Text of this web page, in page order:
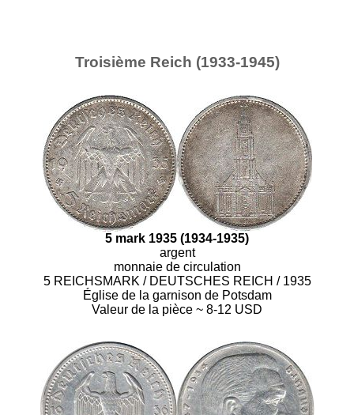
Troisième Reich (1933-1945)
5 mark 1935 (1934-1935)
argent
monnaie de circulation
5 REICHSMARK / DEUTSCHES REICH / 1935
Église de la garnison de Potsdam
Valeur de la pièce ~ 8-12 USD